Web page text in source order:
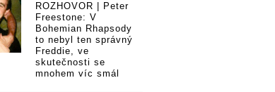
ROZHOVOR | Peter
Freestone: V
Bohemian Rhapsody
to nebyl ten správný
Freddie, ve
skutečnosti se
mnohem víc smál